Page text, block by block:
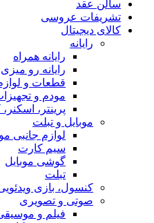
سالن عقد
تشریفات عروسی
کالای دیجیتال
رایانه
رایانه همراه
رایانه رو میزی
قطعات و
مودم و
پرینتر،
موبایل و تبلت
لوازم جانبی
سیم کارت
گوشی موبایل
تبلت
کنسول، بازی‌ ویدئویی
صوتی و تصویری
فیلم و